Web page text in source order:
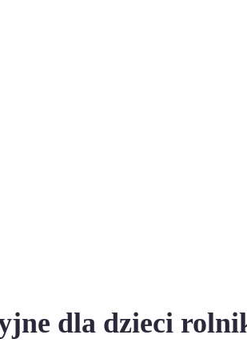
dla dzieci